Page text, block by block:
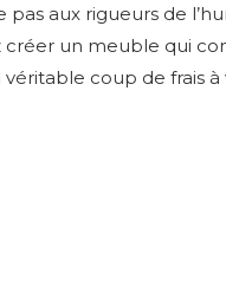
pas aux rigueurs de
créer un meuble qui
coup de frais à